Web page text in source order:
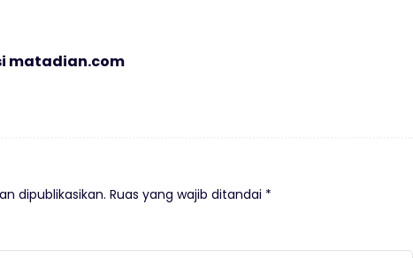
matadian.com
dipublikasikan. Ruas yang wajib ditandai *